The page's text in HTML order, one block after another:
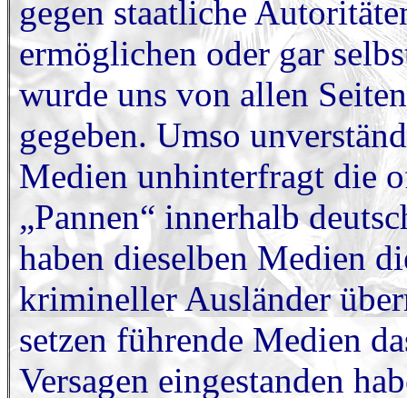
gegen staatliche
ermöglichen oder gar
wurde uns von allen
gegeben. Umso
Medien unhinterfragt die
„Pannen“ innerhalb
haben dieselben Medien
krimineller Ausländer
setzen führende Medien
Versagen eingestanden